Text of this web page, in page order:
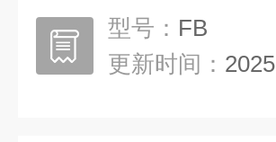
型号： FB
更新时间：